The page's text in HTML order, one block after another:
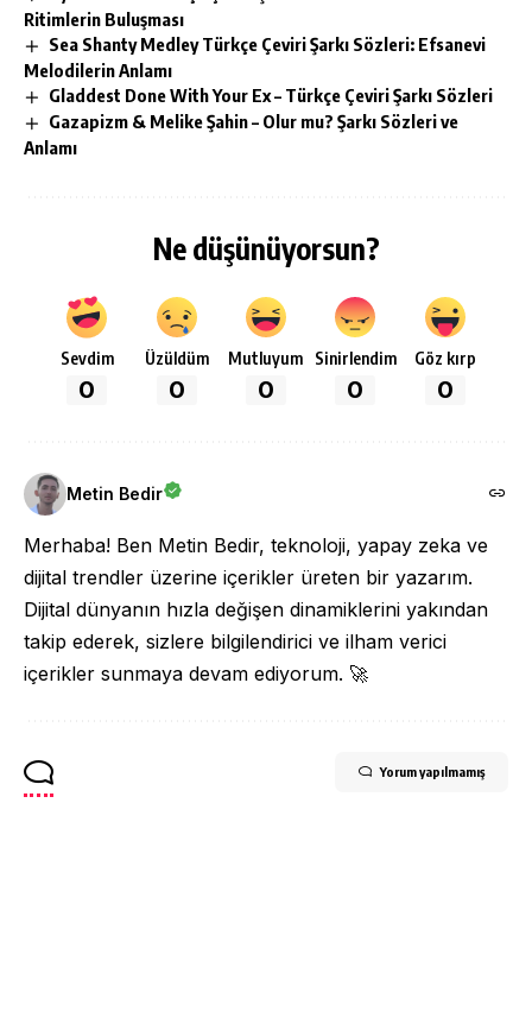
Ritimlerin Buluşması
Sea Shanty Medley Türkçe Çeviri Şarkı Sözleri: Efsanevi
Melodilerin Anlamı
Gladdest Done With Your Ex – Türkçe Çeviri Şarkı Sözleri
Gazapizm & Melike Şahin – Olur mu? Şarkı Sözleri ve
Anlamı
Ne düşünüyorsun?
Sevdim
0
Üzüldüm
0
Mutluyum
0
Sinirlendim
0
Göz kırp
0
Metin Bedir
Merhaba! Ben Metin Bedir, teknoloji, yapay zeka ve
dijital trendler üzerine içerikler üreten bir yazarım.
Dijital dünyanın hızla değişen dinamiklerini yakından
takip ederek, sizlere bilgilendirici ve ilham verici
içerikler sunmaya devam ediyorum. 🚀
Yorum yapılmamış